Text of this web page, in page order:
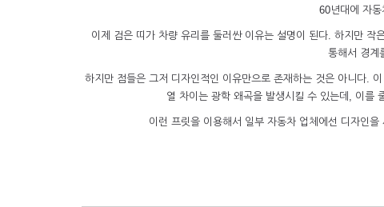
60년대에 자
이제 검은 띠가 차량 유리를 둘러싼 이유는 설명이 된다. 하지만
통해서 경계
하지만 점들은 그저 디자인적인 이유만으로 존재하는 것은 아니다.
열 차이는 광학 왜곡을 발생시킬 수 있는데, 이를
이런 프릿을 이용해서 일부 자동차 업체에선 디자인